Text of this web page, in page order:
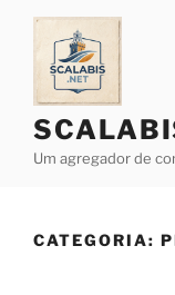
Saltar
conteúdo
Um agregador de
CATEGORIA: